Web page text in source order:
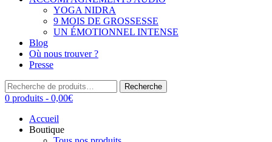
YOGA NIDRA
9 MOIS DE GROSSESSE
UN ÉMOTIONNEL INTENSE
Blog
Où nous trouver ?
Presse
Recherche
pour :
Recherche
0 produits - 0,00€
Accueil
Boutique